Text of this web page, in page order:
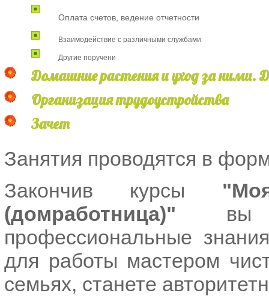
Оплата счетов, ведение отчетности
Взаимодействие с различными службами
Другие поручени
Домашние растения и уход за
Организация трудоустройства
Зачет
Занятия проводятся в
Закончив курсы
(домработница)" вы
профессиональные
для работы мастером
семьях, станете